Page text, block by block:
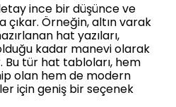
ince bir düşünce ve
Örneğin, altın varak
hat yazıları,
kadar manevi olarak
tür hat tabloları, hem
olan hem de modern
için geniş bir seçenek